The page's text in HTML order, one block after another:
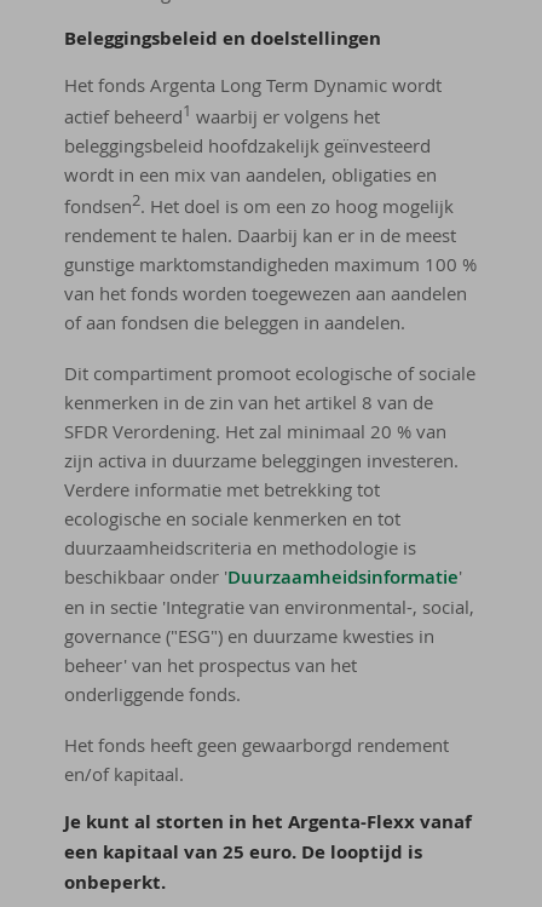
Be­leg­gings­be­leid en doel­stel­lin­gen
Het fonds Argenta Long Term Dynamic wordt
actief beheerd1 waarbij er volgens het
beleggingsbeleid hoofdzakelijk geïnvesteerd
wordt in een mix van aandelen, obligaties en
fondsen2. Het doel is om een zo hoog mogelijk
rendement te halen. Daarbij kan er in de meest
gunstige marktomstandigheden maximum 100 %
van het fonds worden toegewezen aan aandelen
of aan fondsen die beleggen in aandelen.
Dit compartiment promoot ecologische of sociale
kenmerken in de zin van het artikel 8 van de
SFDR Verordening. Het zal minimaal 20 % van
zijn activa in duurzame beleggingen investeren.
Verdere informatie met betrekking tot
ecologische en sociale kenmerken en tot
duurzaamheidscriteria en methodologie is
beschikbaar onder 'Duurzaamheidsinformatie'
en in sectie 'Integratie van environmental-, social,
governance ("ESG") en duurzame kwesties in
beheer' van het prospectus van het
onderliggende fonds.
Het fonds heeft geen gewaarborgd rendement
en/of kapitaal.
Je kunt al storten in het Argenta-Flexx vanaf
een kapitaal van 25 euro. De looptijd is
onbeperkt.